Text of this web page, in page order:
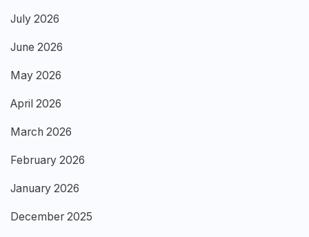
July 2026
June 2026
May 2026
April 2026
March 2026
February 2026
January 2026
December 2025